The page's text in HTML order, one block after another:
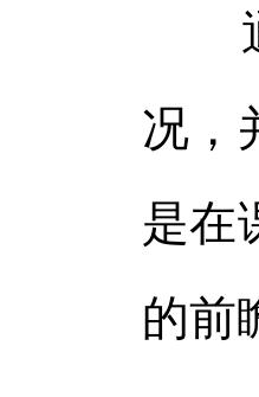
通
况，
是在
的前